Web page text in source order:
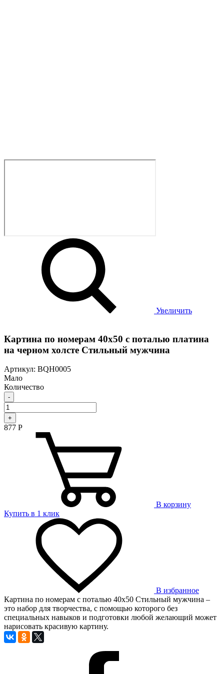
Увеличить
Картина по номерам 40х50 с поталью платина
на черном холсте Стильный мужчина
Артикул: BQH0005
Мало
Количество
-
+
877 Р
В корзину
Купить в 1 клик
В избранное
Картина по номерам с поталью 40х50 Стильный мужчина –
это набор для творчества, с помощью которого без
специальных навыков и подготовки любой желающий может
нарисовать красивую картину.